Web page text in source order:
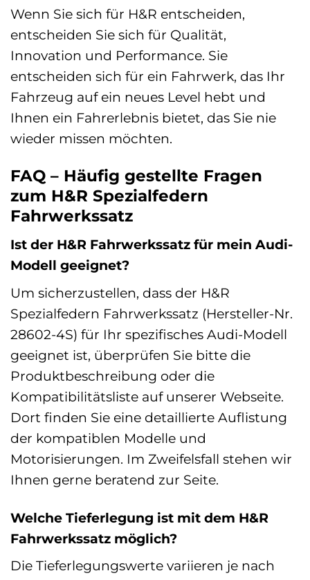
Wenn Sie sich für H&R entscheiden,
entscheiden Sie sich für Qualität,
Innovation und Performance. Sie
entscheiden sich für ein Fahrwerk, das Ihr
Fahrzeug auf ein neues Level hebt und
Ihnen ein Fahrerlebnis bietet, das Sie nie
wieder missen möchten.
FAQ – Häufig gestellte Fragen
zum H&R Spezialfedern
Fahrwerkssatz
Ist der H&R Fahrwerkssatz für mein Audi-
Modell geeignet?
Um sicherzustellen, dass der H&R
Spezialfedern Fahrwerkssatz (Hersteller-Nr.
28602-4S) für Ihr spezifisches Audi-Modell
geeignet ist, überprüfen Sie bitte die
Produktbeschreibung oder die
Kompatibilitätsliste auf unserer Webseite.
Dort finden Sie eine detaillierte Auflistung
der kompatiblen Modelle und
Motorisierungen. Im Zweifelsfall stehen wir
Ihnen gerne beratend zur Seite.
Welche Tieferlegung ist mit dem H&R
Fahrwerkssatz möglich?
Die Tieferlegungswerte variieren je nach